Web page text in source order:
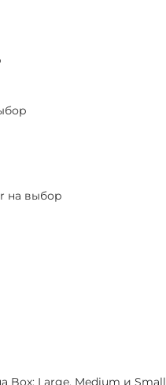
на выбор
Box: Large, Medium и Small